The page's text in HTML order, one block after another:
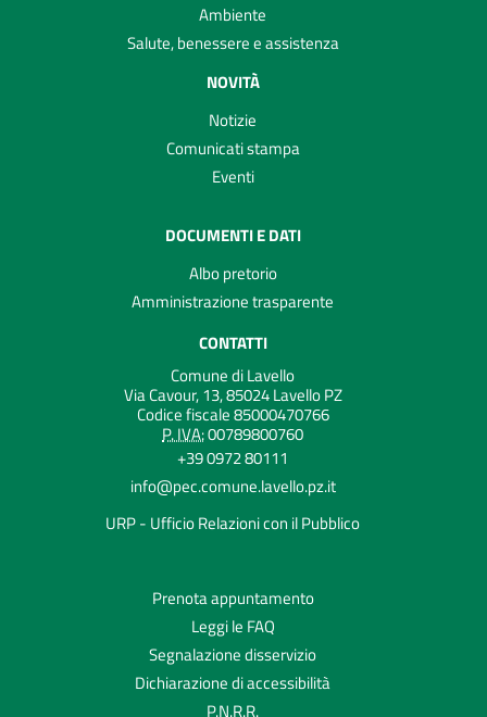
Ambiente
Salute, benessere e assistenza
NOVITÀ
Notizie
Comunicati stampa
Eventi
DOCUMENTI E DATI
Albo pretorio
Amministrazione trasparente
CONTATTI
Comune di Lavello
Via Cavour, 13, 85024 Lavello PZ
Codice fiscale 85000470766
P. IVA:00789800760
+39 0972 80111
info@pec.comune.lavello.pz.it
URP - Ufficio Relazioni con il Pubblico
Prenota appuntamento
Leggi le FAQ
Segnalazione disservizio
Dichiarazione di accessibilità
P.N.R.R.